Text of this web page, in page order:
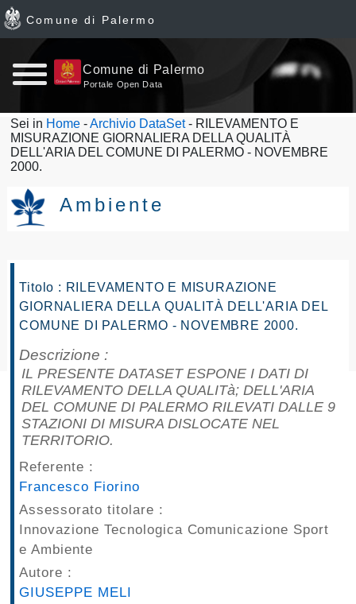
Home
News
Archivio
Dataset
dataset
Report
pubblicazioni
Archivio
Documenti
Linee
Guida
Open
Data
Comune di Palermo
Comune di Palermo
Portale Open Data
Sei in Home -Archivio DataSet- RILEVAMENTO E
MISURAZIONE GIORNALIERA DELLA QUALITÀ
DELL'ARIA DEL COMUNE DI PALERMO - NOVEMBRE
2000.
Ambiente
Titolo : RILEVAMENTO E MISURAZIONE
GIORNALIERA DELLA QUALITÀ DELL'ARIA DEL
COMUNE DI PALERMO - NOVEMBRE 2000.
Descrizione :
IL PRESENTE DATASET ESPONE I DATI DI
RILEVAMENTO DELLA QUALITà; DELL'ARIA
DEL COMUNE DI PALERMO RILEVATI DALLE 9
STAZIONI DI MISURA DISLOCATE NEL
TERRITORIO.
Referente :
Francesco Fiorino
Assessorato titolare :
Innovazione Tecnologica Comunicazione Sport
e Ambiente
Autore :
GIUSEPPE MELI